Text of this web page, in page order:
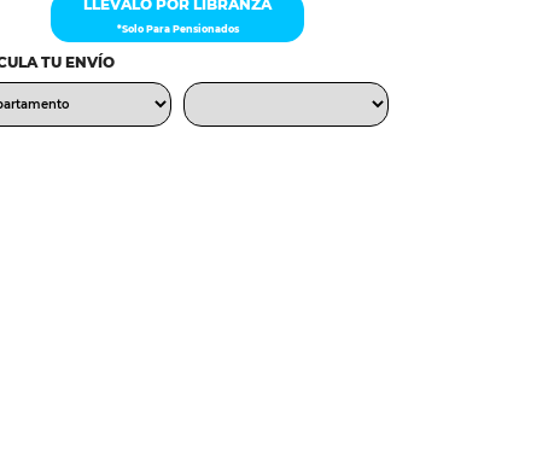
LLÉVALO POR LIBRANZA
*Solo Para Pensionados
TU ENVÍO